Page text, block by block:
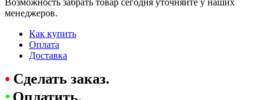
менеджеров.
Как купить
Оплата
Доставка
• Сделать заказ.
• Оплатить.